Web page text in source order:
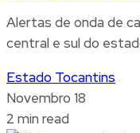
Alertas de onda de
central e sul do
Estado Tocantins
Novembro 18
2 min read